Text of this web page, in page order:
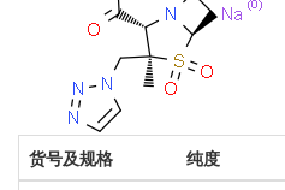
货号及规格 纯度